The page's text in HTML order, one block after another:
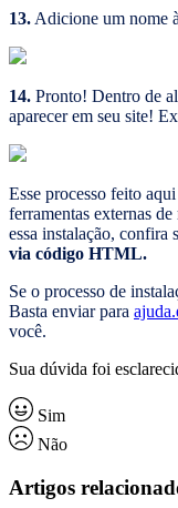
13. Adicione um nome
14. Pronto! Dentro de
aparecer em seu site!
Esse processo feito
ferramentas externas
essa instalação, confira
via código HTML.
Se o processo de
Basta enviar para
você.
Sua dúvida foi
Sim
Não
Artigos